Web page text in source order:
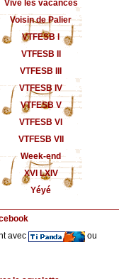
Vive les vacances
Voisin de Palier
VTFESB I
VTFESB II
VTFESB III
VTFESB IV
VTFESB V
VTFESB VI
VTFESB VII
Week-end
XVI LXIV
Yéyé
avec
ou